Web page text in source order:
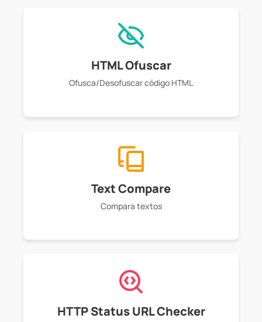
HTML Ofuscar
Ofusca/Desofuscar código HTML
Text Compare
Compara textos
HTTP Status URL Checker